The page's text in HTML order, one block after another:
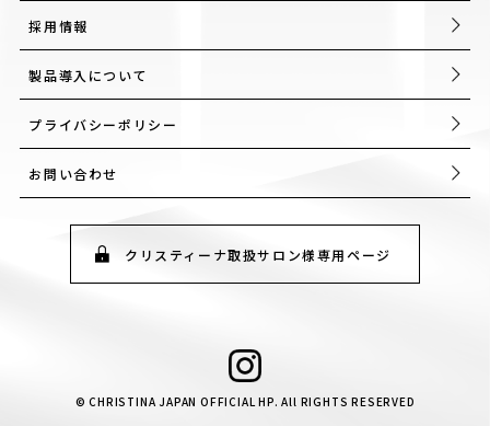
採用情報
製品導入について
プライバシーポリシー
お問い合わせ
クリスティーナ取扱サロン様専用ページ
© CHRISTINA JAPAN OFFICIAL HP. All RIGHTS RESERVED